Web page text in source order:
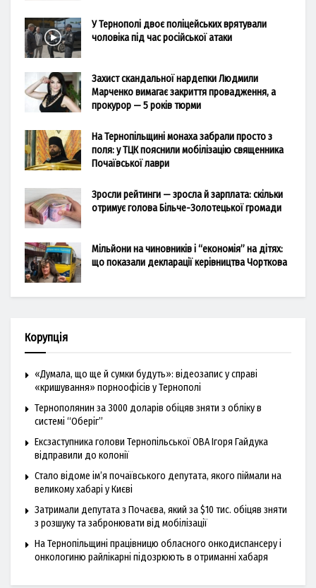
У Тернополі двоє поліцейських врятували
чоловіка під час російської атаки
Захист скандальної нардепки Людмили
Марченко вимагає закриття провадження, а
прокурор — 5 років тюрми
На Тернопільщині монаха забрали просто з
поля: у ТЦК пояснили мобілізацію священника
Почаївської лаври
Зросли рейтинги — зросла й зарплата: скільки
отримує голова Більче-Золотецької громади
Мільйони на чиновників і “економія” на дітях:
що показали декларації керівництва Чорткова
Корупція
«Думала, що ще й сумки будуть»: відеозапис у справі
«кришування» порноофісів у Тернополі
Тернополянин за 3000 доларів обіцяв зняти з обліку в
системі “Оберіг”
Ексзаступника голови Тернопільської ОВА Ігоря Гайдука
відправили до колонії
Стало відоме ім’я почаївського депутата, якого піймали на
великому хабарі у Києві
Затримали депутата з Почаєва, який за $10 тис. обіцяв зняти
з розшуку та забронювати від мобілізації
На Тернопільщині працівницю обласного онкодиспансеру і
онкологиню райлікарні підозрюють в отриманні хабаря